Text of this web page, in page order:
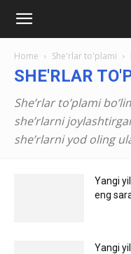
Ilmlar.uz
Home She'rlar to'plami
SHE'RLAR
She’rlar to’plami
she’rlarni
she’rlarni yod oling
Yangi
eng
Yangi